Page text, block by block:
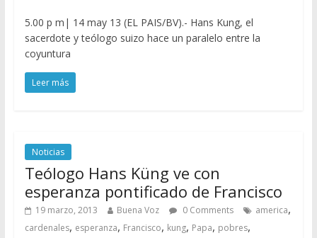
5.00 p m| 14 may 13 (EL PAIS/BV).- Hans Kung, el
sacerdote y teólogo suizo hace un paralelo entre la
coyuntura
Leer más
Noticias
Teólogo Hans Küng ve con
esperanza pontificado de Francisco
19 marzo, 2013 Buena Voz 0 Comments america,
cardenales, esperanza, Francisco, kung, Papa, pobres,